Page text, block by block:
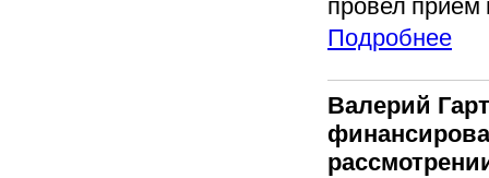
Подробнее
Валерий